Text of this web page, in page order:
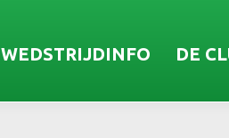
WEDSTRIJDINFO DE